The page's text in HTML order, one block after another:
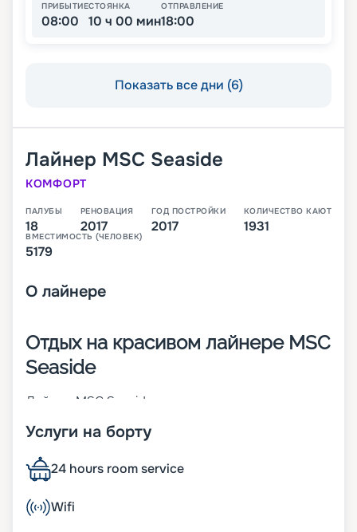
ПРИБЫТИЕ
08:00
СТОЯНКА
10 ч 00 мин
ОТПРАВЛЕНИЕ
18:00
Показать все дни (6)
Лайнер MSC Seaside
КОМФОРТ
ПАЛУБЫ
18
РЕНОВАЦИЯ
2017
ГОД ПОСТРОЙКИ
2017
КОЛИЧЕСТВО КАЮТ
1931
ВМЕСТИМОСТЬ (ЧЕЛОВЕК)
5179
О лайнере
Отдых на красивом лайнере MSC
Seaside
Лайнер MSC Seaside – это красивое судно
Его основные характеристики:
• длина корабля – 323 метра;
• предельная скорость – чуть более 21 узла;
• вместительность – 5 179 человек;
• общее число кают – 1 931;
Услуги на борту
24 hours room service
Wifi